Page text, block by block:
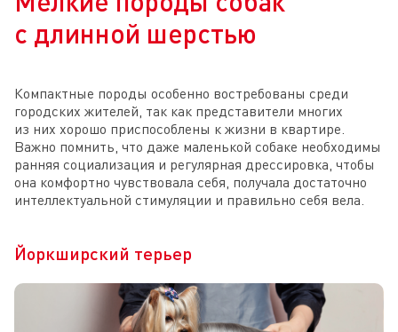
с длинной шерстью
Компактные породы особенно востребованы среди
городских жителей, так как представители многих
из них хорошо приспособлены к жизни в квартире.
Важно помнить, что даже маленькой собаке необходимы
ранняя социализация и регулярная дрессировка, чтобы
она комфортно чувствовала себя, получала достаточно
интеллектуальной стимуляции и правильно себя вела.
Йоркширский терьер